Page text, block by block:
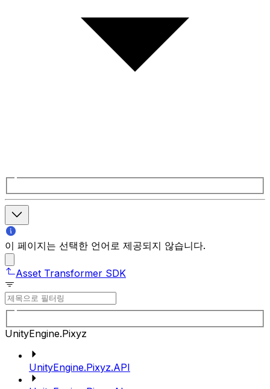
이 페이지는 선택한 언어로 제공되지 않습니다.
Asset Transformer SDK
UnityEngine.Pixyz
UnityEngine.Pixyz.API